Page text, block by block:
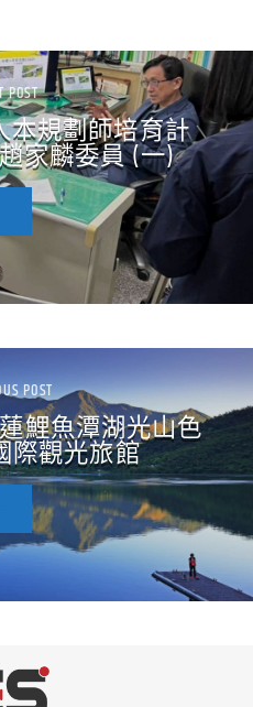
POST
本規劃師培育計
家麟委員 (一)
POST
鯉魚潭湖光山色
際觀光旅館